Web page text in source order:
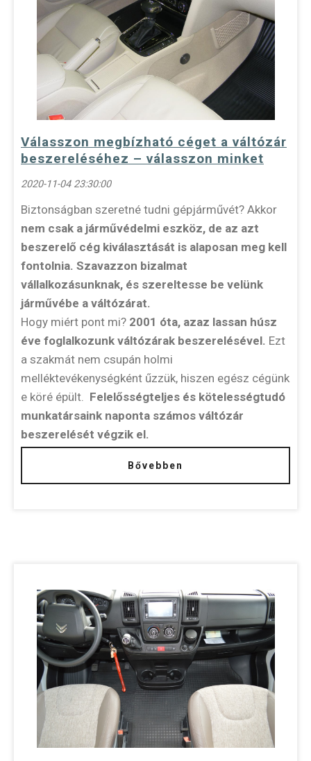
Válasszon megbízható céget a váltózár
beszereléséhez – válasszon minket
2020-11-04 23:30:00
Biztonságban szeretné tudni gépjárművét? Akkor
nem csak a járművédelmi eszköz, de az azt
beszerelő cég kiválasztását is alaposan meg kell
fontolnia. Szavazzon bizalmat
vállalkozásunknak, és szereltesse be velünk
járművébe a váltózárat.
Hogy miért pont mi? 2001 óta, azaz lassan húsz
éve foglalkozunk váltózárak beszerelésével. Ezt
a szakmát nem csupán holmi
melléktevékenységként űzzük, hiszen egész cégünk
e köré épült. Felelősségteljes és kötelességtudó
munkatársaink naponta számos váltózár
beszerelését végzik el.
Bővebben